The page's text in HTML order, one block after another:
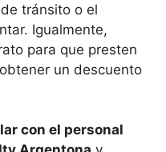
tránsito o el
Igualmente,
para que presten
un descuento
con el personal